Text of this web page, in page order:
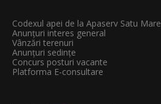
Codexul apei de la Apaserv Satu Mare
Anunțuri interes general
Vânzări terenuri
Anunțuri sedințe
Concurs posturi vacante
Platforma E-consultare